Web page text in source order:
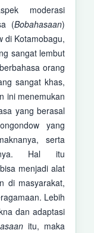
moderasi
(Bobahasaan)
di Kotamobagu,
sangat lembut
orang
sangat khas,
ini menemukan
yang berasal
yang
serta
Hal itu
menjadi alat
di masyarakat,
Lebih
dan adaptasi
itu, maka